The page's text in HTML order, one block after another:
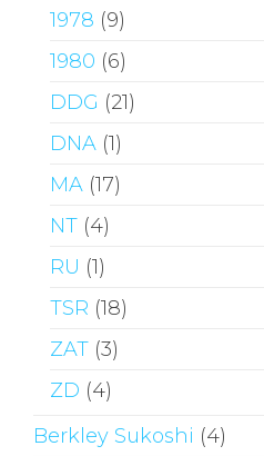
1978 (9)
1980 (6)
DDG (21)
DNA (1)
MA (17)
NT (4)
RU (1)
TSR (18)
ZAT (3)
ZD (4)
Berkley Sukoshi (4)